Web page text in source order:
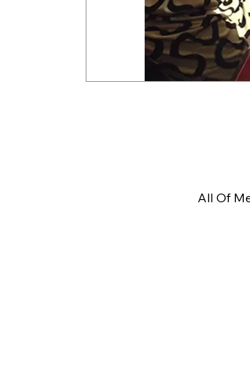
All Of